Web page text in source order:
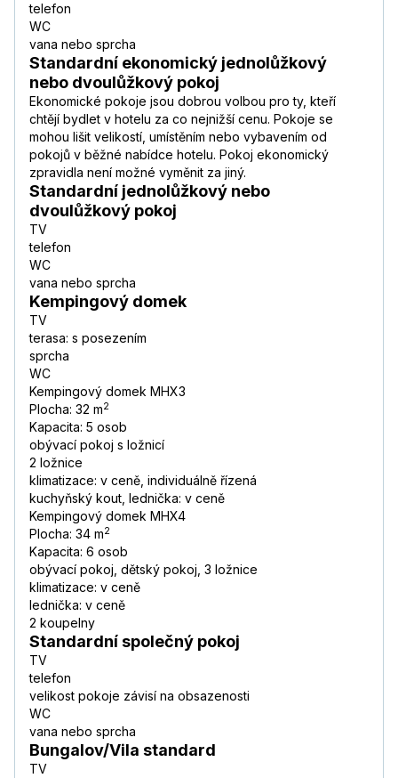
telefon
WC
vana nebo sprcha
Standardní ekonomický jednolůžkový
nebo dvoulůžkový pokoj
Ekonomické pokoje jsou dobrou volbou pro ty, kteří
chtějí bydlet v hotelu za co nejnižší cenu. Pokoje se
mohou lišit velikostí, umístěním nebo vybavením od
pokojů v běžné nabídce hotelu. Pokoj ekonomický
zpravidla není možné vyměnit za jiný.
Standardní jednolůžkový nebo
dvoulůžkový pokoj
TV
telefon
WC
vana nebo sprcha
Kempingový domek
TV
terasa: s posezením
sprcha
WC
Kempingový domek MHX3
Plocha: 32 m2
Kapacita: 5 osob
obývací pokoj s ložnicí
2 ložnice
klimatizace: v ceně, individuálně řízená
kuchyňský kout, lednička: v ceně
Kempingový domek MHX4
Plocha: 34 m2
Kapacita: 6 osob
obývací pokoj, dětský pokoj, 3 ložnice
klimatizace: v ceně
lednička: v ceně
2 koupelny
Standardní společný pokoj
TV
telefon
velikost pokoje závisí na obsazenosti
WC
vana nebo sprcha
Bungalov/Vila standard
TV